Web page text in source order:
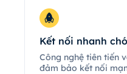
Kết nối nhanh
Công nghệ tiên tiến
đảm bảo kết nối